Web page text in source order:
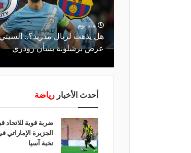
منذ يوم
هل يذهب لريال مدريد؟..
عرض برشلونة بشأن رودري
تحرم ناشئات
أحدث الأخبار رياضة
ضربة قوية للاتحاد
الجزيرة
نخبة آسيا